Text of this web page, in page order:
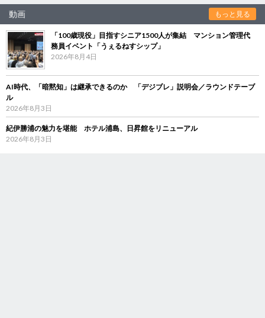
動画 もっと見る
「100歳現役」目指すシニア1500人が集結 マンション管理代
務員イベント「うぇるねすシップ」
2026年8月4日
AI時代、「暗黙知」は継承できるのか 「デジブレ」説明会／ラウンドテーブ
ル
2026年8月3日
紀伊勝浦の魅力を堪能 ホテル浦島、日昇館をリニューアル
2026年8月3日